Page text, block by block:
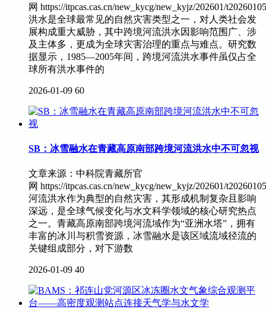
网 https://itpcas.cas.cn/new_kycg/new_kyjz/202601/
洪水是全球最常见的自然灾害类型之一，对人类社会发
展构成重大威胁，其中跨境河流洪水因影响范围广、涉
及主体多，更成为全球灾害治理的重点与难点。研究数
据显示，1985—2005年间，跨境河流洪水事件虽仅占全
球所有洪水事件的
2026-01-09 60
SB：冰雪融水在青藏高原南部跨境河流洪水中不可忽视
文章来源：中科院青藏所官
网 https://itpcas.cas.cn/new_kycg/new_kyjz/202601/
河流洪水作为典型的自然灾害，其形成机制复杂且影响
深远，是全球气候变化与水文科学领域的核心研究热点
之一。青藏高原南部跨境河流域作为“亚洲水塔”，拥有
丰富的冰川与积雪资源，冰雪融水是该区域流域径流的
关键组成部分，对下游数
2026-01-09 40